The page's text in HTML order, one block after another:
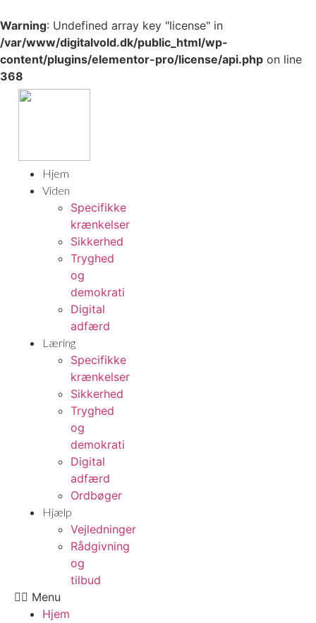
Warning: Undefined array key "license" in
/var/www/digitalvold.dk/public_html/wp-
content/plugins/elementor-pro/license/api.php on line
368
Hjem
Viden
Specifikke
krænkelser
Sikkerhed
Tryghed
og
demokrati
Digital
adfærd
Læring
Specifikke
krænkelser
Sikkerhed
Tryghed
og
demokrati
Digital
adfærd
Ordbøger
Hjælp
Vejledninger
Rådgivning
og
tilbud
Menu
Hjem